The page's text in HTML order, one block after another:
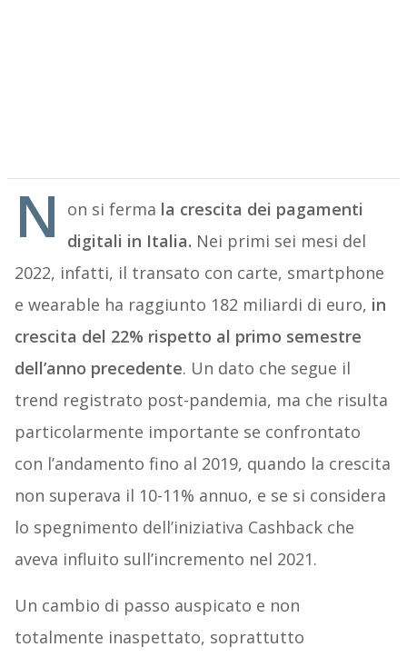
N on si ferma la crescita dei pagamenti
digitali in Italia. Nei primi sei mesi del
2022, infatti, il transato con carte, smartphone
e wearable ha raggiunto 182 miliardi di euro, in
crescita del 22% rispetto al primo semestre
dell’anno precedente. Un dato che segue il
trend registrato post-pandemia, ma che risulta
particolarmente importante se confrontato
con l’andamento fino al 2019, quando la crescita
non superava il 10-11% annuo, e se si considera
lo spegnimento dell’iniziativa Cashback che
aveva influito sull’incremento nel 2021.
Un cambio di passo auspicato e non
totalmente inaspettato, soprattutto